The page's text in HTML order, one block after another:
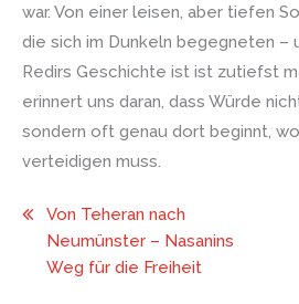
war. Von einer leisen, aber tiefen
die sich im Dunkeln begegneten –
Redirs Geschichte ist ist zutiefst
erinnert uns daran, dass Würde
sondern oft genau dort beginnt,
verteidigen muss.
Beitragsnavigation
Von Teheran nach
Neumünster – Nasanins
Weg für die Freiheit